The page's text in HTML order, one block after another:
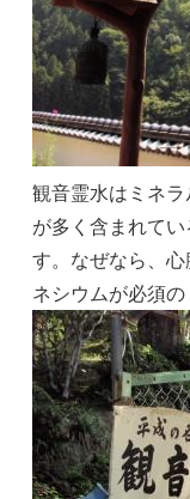
観音霊水はミネ
が多く含まれて
す。なぜなら、
ネシウムが必須の